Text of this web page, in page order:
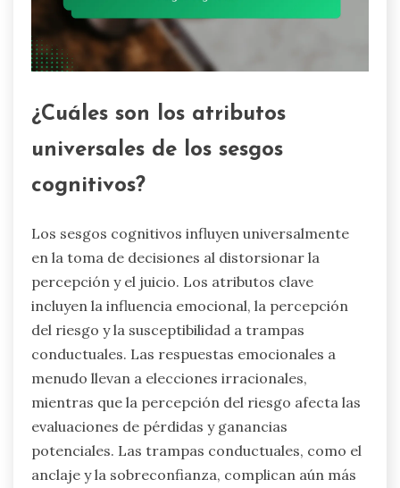
¿Cuáles son los atributos
universales de los sesgos
cognitivos?
Los sesgos cognitivos influyen universalmente
en la toma de decisiones al distorsionar la
percepción y el juicio. Los atributos clave
incluyen la influencia emocional, la percepción
del riesgo y la susceptibilidad a trampas
conductuales. Las respuestas emocionales a
menudo llevan a elecciones irracionales,
mientras que la percepción del riesgo afecta las
evaluaciones de pérdidas y ganancias
potenciales. Las trampas conductuales, como el
anclaje y la sobreconfianza, complican aún más